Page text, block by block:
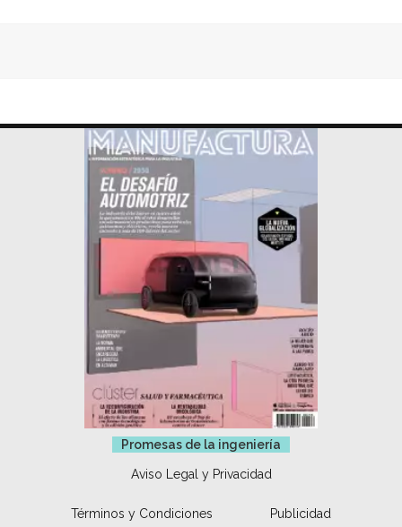
Promesas de la ingeniería
Aviso Legal y Privacidad
Términos y Condiciones Publicidad